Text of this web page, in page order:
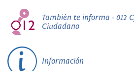
También te informa - 012
Ciudadano
Información